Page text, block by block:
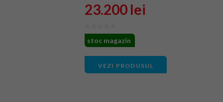
23.200 lei
stoc magazin
VEZI PRODUSUL